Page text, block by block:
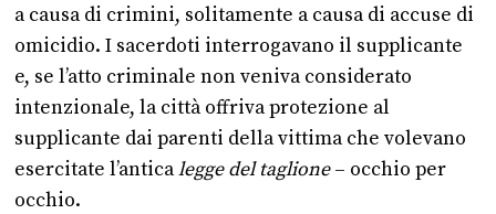
a causa di crimini, solitamente a causa di accuse di
omicidio. I sacerdoti interrogavano il supplicante
e, se l’atto criminale non veniva considerato
intenzionale, la città offriva protezione al
supplicante dai parenti della vittima che volevano
esercitate l’anticalegge del taglione– occhio per
occhio.